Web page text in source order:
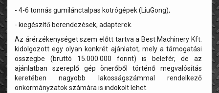
- 4-6 tonnás gumilánctalpas kotrógépek (LiuGong),
- kiegészítő berendezések, adapterek.
Az árérzékenységet szem előtt tartva a Best Machinery Kft.
kidolgozott egy olyan konkrét ajánlatot, mely a támogatási
összegbe (bruttó 15.000.000 forint) is belefér, de az
ajánlatban szereplő gép önerőből történő megvalósítás
keretében nagyobb lakosságszámmal rendelkező
önkormányzatok számára is indokolt lehet.